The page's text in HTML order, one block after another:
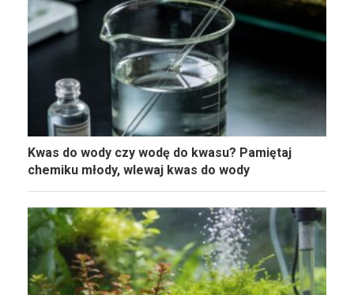
Kwas do wody czy wodę do kwasu? Pamiętaj
chemiku młody, wlewaj kwas do wody